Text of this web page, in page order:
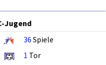
Jugend
36 Spiele
1 Tor